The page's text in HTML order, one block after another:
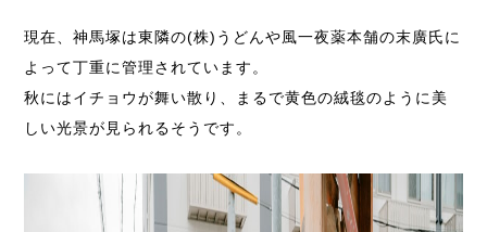
現在、神馬塚は東隣の(株)うどんや風一夜薬本舗の末廣氏に
よって丁重に管理されています。
秋にはイチョウが舞い散り、まるで黄色の絨毯のように美
しい光景が見られるそうです。